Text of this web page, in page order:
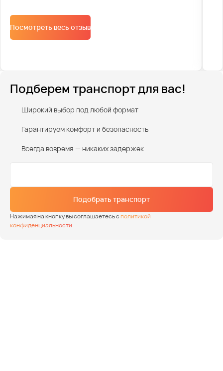
Посмотреть весь отзыв
Подберем транспорт для вас!
Широкий выбор под любой формат
Гарантируем комфорт и безопасность
Всегда вовремя — никаких задержек
Подобрать транспорт
Нажимая на кнопку вы соглашаетесь сполитикой
конфиденциальности